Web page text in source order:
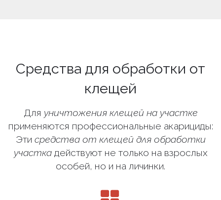
Средства для обработки от
клещей
Для уничтожения клещей на участке
применяются профессиональные акарициды:
Эти средства от клещей для обработки
участкадействуют не только на взрослых
особей, но и на личинки.